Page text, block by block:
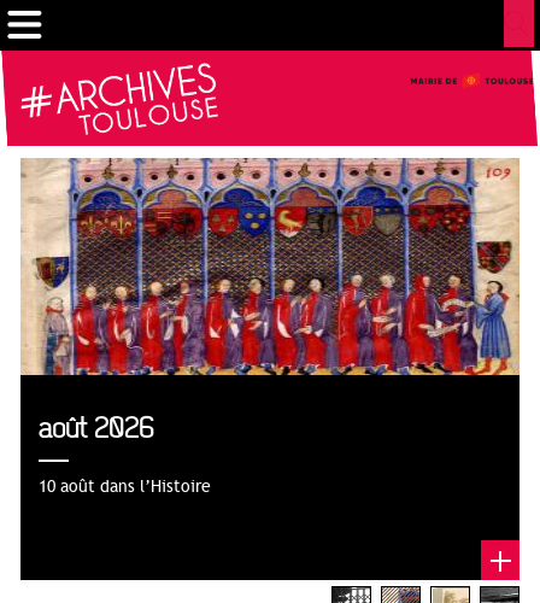
août 2026
10 août dans l’Histoire
Gestion de vos préférences sur les cookies